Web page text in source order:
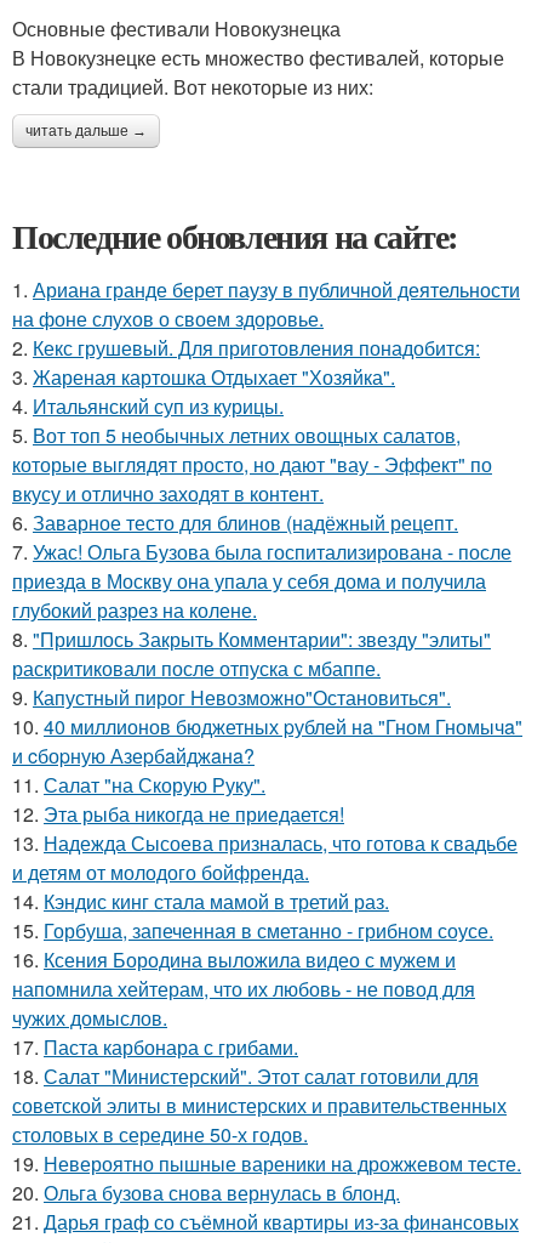
Основные фестивали Новокузнецка
В Новокузнецке есть множество фестивалей, которые
стали традицией. Вот некоторые из них:
читать дальше →
Последние обновления на сайте:
1. Ариана гранде берет паузу в публичной деятельности
на фоне слухов о своем здоровье.
2. Кекс грушевый. Для приготовления понадобится:
3. Жареная картошка Отдыхает "Хозяйка".
4. Итальянский суп из курицы.
5. Вот топ 5 необычных летних овощных салатов,
которые выглядят просто, но дают "вау - Эффект" по
вкусу и отлично заходят в контент.
6. Заварное тесто для блинов (надёжный рецепт.
7. Ужас! Ольга Бузова была госпитализирована - после
приезда в Москву она упала у себя дома и получила
глубокий разрез на колене.
8. "Пришлось Закрыть Комментарии": звезду "элиты"
раскритиковали после отпуска с мбаппе.
9. Капустный пирог Невозможно"Остановиться".
10. 40 миллионов бюджетных pублей нa "Гном Гномычa"
и cбоpную Азеpбaйджaнa?
11. Салат "на Скорую Руку".
12. Эта рыба никогда не приедается!
13. Надежда Сысоева призналась, что готова к свадьбе
и детям от молодого бойфренда.
14. Кэндис кинг стала мамой в третий раз.
15. Горбуша, запеченная в сметанно - грибном соусе.
16. Ксения Бородина выложила видео с мужем и
напомнила хейтерам, что их любовь - не повод для
чужих домыслов.
17. Паста карбонара с грибами.
18. Салат "Министерский". Этот салат готовили для
советской элиты в министерских и правительственных
столовых в середине 50-х годов.
19. Невероятно пышные вареники на дрожжевом тесте.
20. Ольга бузова снова вернулась в блонд.
21. Дарья граф со съёмной квартиры из-за финансовых